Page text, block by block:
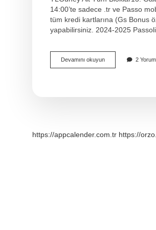
14:00’te sadece .tr ve Passo
tüm kredi kartlarına (Gs Bonus
yapabilirsiniz. 2024-2025
Devamını okuyunKombine
Nereden
2 Yorum
https://appcalender.com.tr https://